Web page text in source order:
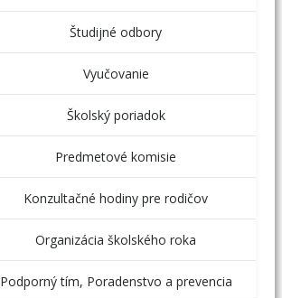
Študijné odbory
Vyučovanie
Školský poriadok
Predmetové komisie
Konzultačné hodiny pre rodičov
Organizácia školského roka
Podporný tím, Poradenstvo a prevencia